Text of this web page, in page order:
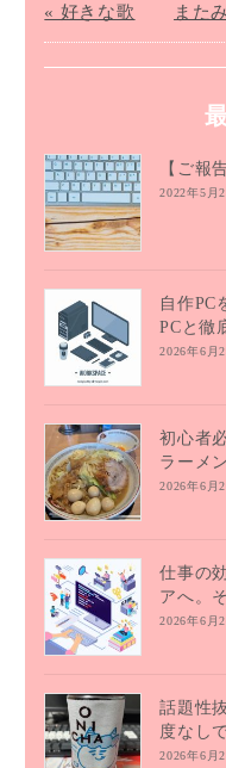
« 好きな歌 また
【ご報
2022年5月
自作PC
PCと徹
2026年6月
初心者
ラーメ
2026年6月
仕事の
アへ。
2026年6月
話題性
度なし
2026年6月